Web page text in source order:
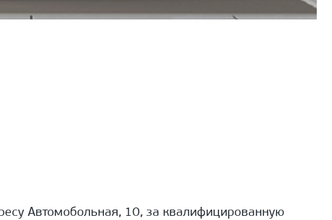
Автомобольная, 10, за квалифицированную